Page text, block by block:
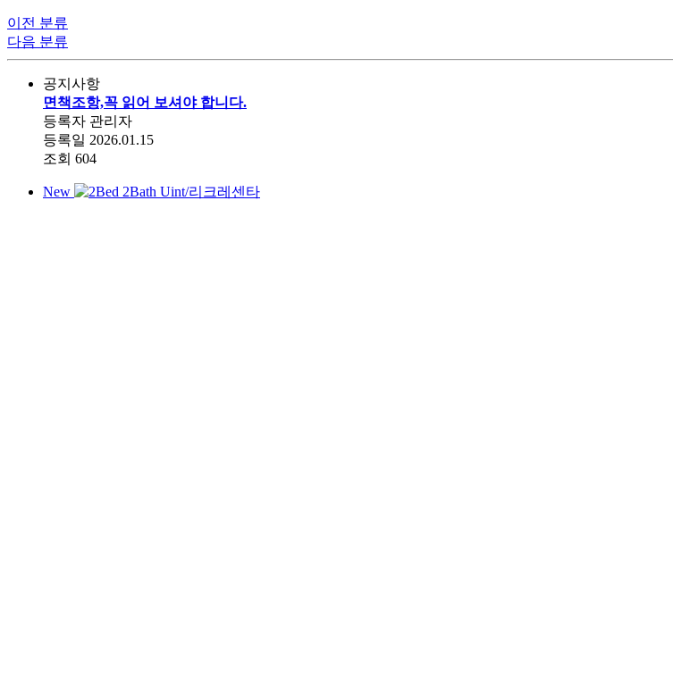
이전 분류
다음 분류
공지사항
면책조항,꼭 읽어 보셔야 합니다.
등록자 관리자
등록일 2026.01.15
조회 604
New